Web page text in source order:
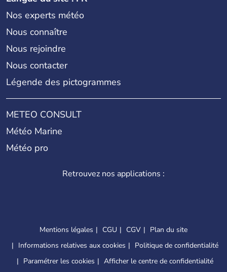
Nos experts météo
Nous connaître
Nous rejoindre
Nous contacter
Légende des pictogrammes
METEO CONSULT
Météo Marine
Météo pro
Retrouvez nos applications :
Mentions légales CGU CGV
Plan du site
Informations relatives aux cookies
Politique de confidentialité
Paramétrer les cookies
Afficher le centre de confidentialité